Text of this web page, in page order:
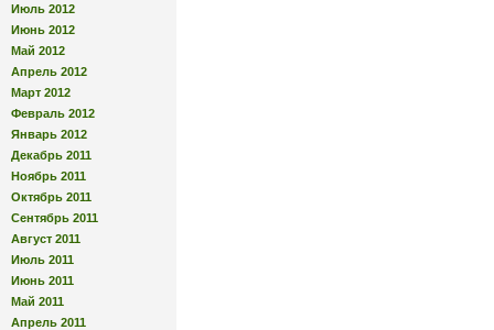
Июль 2012
Июнь 2012
Май 2012
Апрель 2012
Март 2012
Февраль 2012
Январь 2012
Декабрь 2011
Ноябрь 2011
Октябрь 2011
Сентябрь 2011
Август 2011
Июль 2011
Июнь 2011
Май 2011
Апрель 2011